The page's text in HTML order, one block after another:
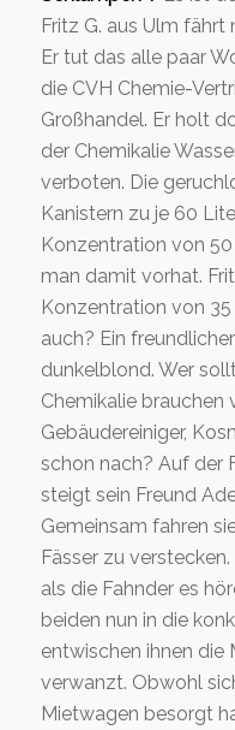
Fritz G. aus Ulm fährt
Er tut das alle paar
die CVH Chemie-
Großhandel. Er holt
der Chemikalie
verboten. Die
Kanistern zu je 60
Konzentration von
man damit vorhat.
Konzentration von
auch? Ein
dunkelblond. Wer
Chemikalie brauchen
Gebäudereiniger,
schon nach? Auf der
steigt sein Freund
Gemeinsam fahren
Fässer zu
als die Fahnder es
beiden nun in die
entwischen ihnen die
verwanzt. Obwohl
Mietwagen besorgt